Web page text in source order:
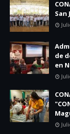
San
de
en